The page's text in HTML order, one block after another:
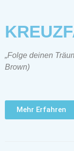
„Folge deinen
Brown)
Mehr Erfahren